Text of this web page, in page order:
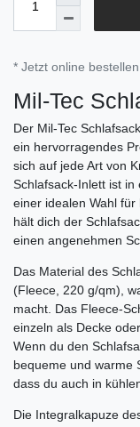
* Jetzt online
Mil-Tec
Der Mil-Tec
ein hervorragendes
sich auf jede Art von
Schlafsack-Inlett ist
einer idealen Wahl
hält dich der
einen angenehmen
Das Material des
(Fleece, 220 g/qm),
macht. Das Fleece-
einzeln als Decke
Wenn du den
bequeme und warme
dass du auch in
Die Integralkapuze